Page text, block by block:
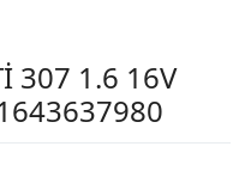
307 1.6 16V